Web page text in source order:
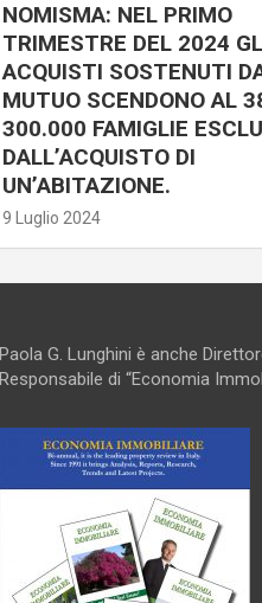
NOMISMA: NEL PRIMO
TRIMESTRE DEL 2024
ACQUISTI SOSTENUTI
MUTUO SCENDONO AL
300.000 FAMIGLIE
DALL’ACQUISTO DI
UN’ABITAZIONE.
9 Luglio 2024
Paola G. Lunghini è anche
Responsabile di “Economia